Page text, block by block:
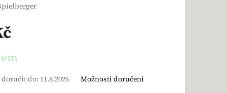
doručit do: 11.8.2026 Možnosti doručení